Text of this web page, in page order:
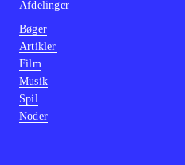
Afdelinger
Bøger
Artikler
Film
Musik
Spil
Noder